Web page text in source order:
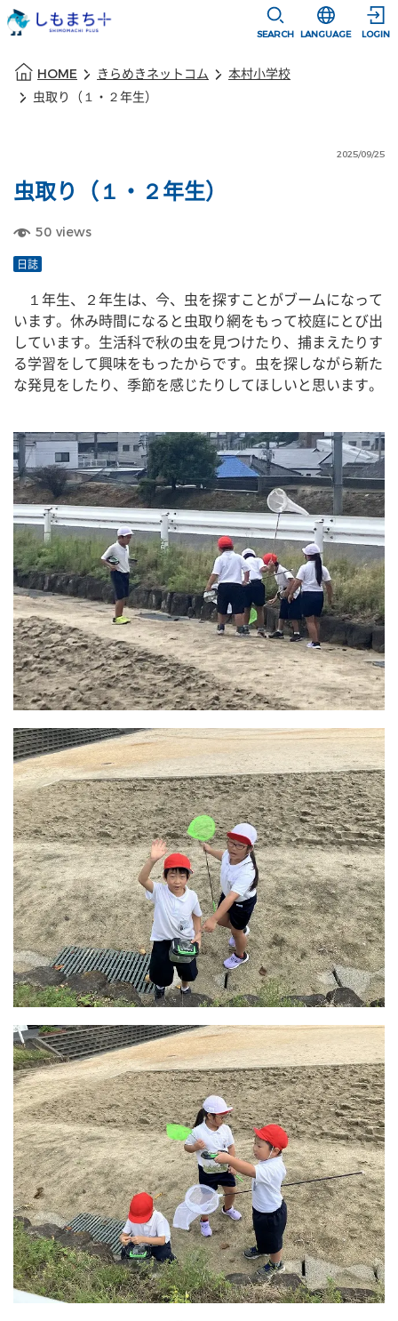
SEARCH
選択すると言
LANGUAGE LOGIN
HOME きらめきネットコム
本村小学校
虫取り（１・２年生）
2025/09/25
虫取り（１・２年生）
50 views
日誌
１年生、２年生は、今、虫を探すことがブームになって
います。休み時間になると虫取り網をもって校庭にとび出
しています。生活科で秋の虫を見つけたり、捕まえたりす
る学習をして興味をもったからです。虫を探しながら新た
な発見をしたり、季節を感じたりしてほしいと思います。